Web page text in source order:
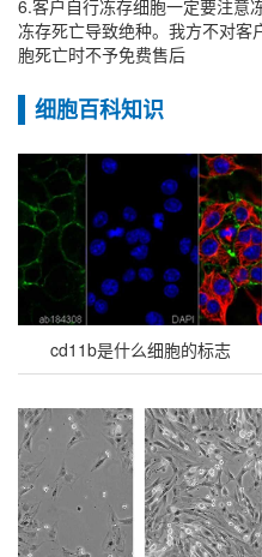
6.客户自行冻存细胞一定要注意
冻存死亡导致绝种。我方不对客
胞死亡时不予免费售后
细胞百科知识
cd11b是什么细胞的标志